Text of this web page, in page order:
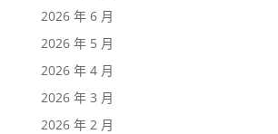
2026 年 6 月
2026 年 5 月
2026 年 4 月
2026 年 3 月
2026 年 2 月